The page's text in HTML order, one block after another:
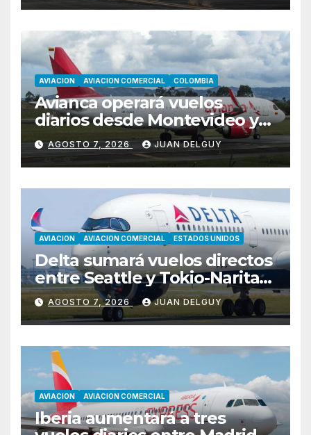
AVIACION AVIACION COMERCIAL COLOMBIA
Avianca operará vuelos
diarios desde Montevideo y
Asunción hacia Bogotá
AGOSTO 7, 2026 JUAN DELGUY
AVIACION AVIACION COMERCIAL ESTADOS UNIDOS
Delta sumará vuelos directos
entre Seattle y Tokio-Narita
desde marzo de 2027
AGOSTO 7, 2026 JUAN DELGUY
AVIACION AVIACION COMERCIAL
Iberia aumentará a tres